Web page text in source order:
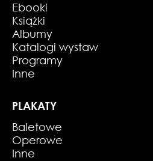
Ebooki
Książki
Albumy
Katalogi wystaw
Programy
Inne
PLAKATY
Baletowe
Operowe
Inne